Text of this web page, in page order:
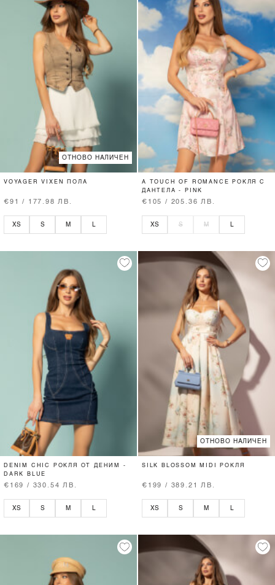
ОТНОВО НАЛИЧЕН
VOYAGER VIXEN ПОЛА
€91 / 177.98 ЛВ.
XS S M
A TOUCH OF ROMANCE РОКЛЯ С
ДАНТЕЛА - PINK
€105 / 205.36 ЛВ.
XS S M
DENIM CHIC РОКЛЯ ОТ ДЕНИМ -
DARK BLUE
€169 / 330.54 ЛВ.
XS S M L
ОТНОВО НАЛИЧЕН
SILK BLOSSOM MIDI РОКЛЯ
€199 / 389.21 ЛВ.
XS S M L